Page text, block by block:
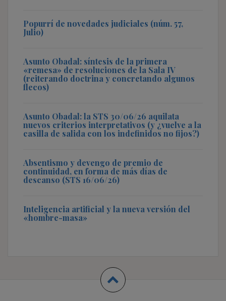
Popurrí de novedades judiciales (núm. 57,
Julio)
Asunto Obadal: síntesis de la primera
«remesa» de resoluciones de la Sala IV
(reiterando doctrina y concretando algunos
flecos)
Asunto Obadal: la STS 30/06/26 aquilata
nuevos criterios interpretativos (y ¿vuelve a la
casilla de salida con los indefinidos no fijos?)
Absentismo y devengo de premio de
continuidad, en forma de más días de
descanso (STS 16/06/26)
Inteligencia artificial y la nueva versión del
«hombre-masa»